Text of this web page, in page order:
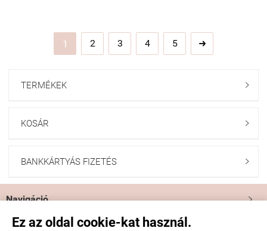
Ez az oldal cookie-kat használ.
1 2 3 4 5 
TERMÉKEK 
KOSÁR 
BANKKÁRTYÁS FIZETÉS 
Navigáció 